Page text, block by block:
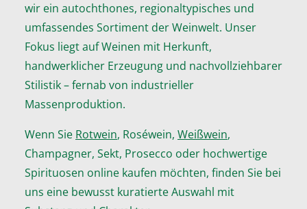
wir ein autochthones, regionaltypisches und
umfassendes Sortiment der Weinwelt. Unser
Fokus liegt auf Weinen mit Herkunft,
handwerklicher Erzeugung und nachvollziehbarer
Stilistik – fernab von industrieller
Massenproduktion.
Wenn Sie Rotwein, Roséwein, Weißwein,
Champagner, Sekt, Prosecco oder hochwertige
Spirituosen online kaufen möchten, finden Sie bei
uns eine bewusst kuratierte Auswahl mit